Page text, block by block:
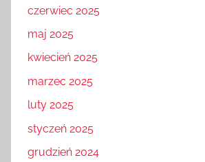
czerwiec 2025
maj 2025
kwiecień 2025
marzec 2025
luty 2025
styczeń 2025
grudzień 2024